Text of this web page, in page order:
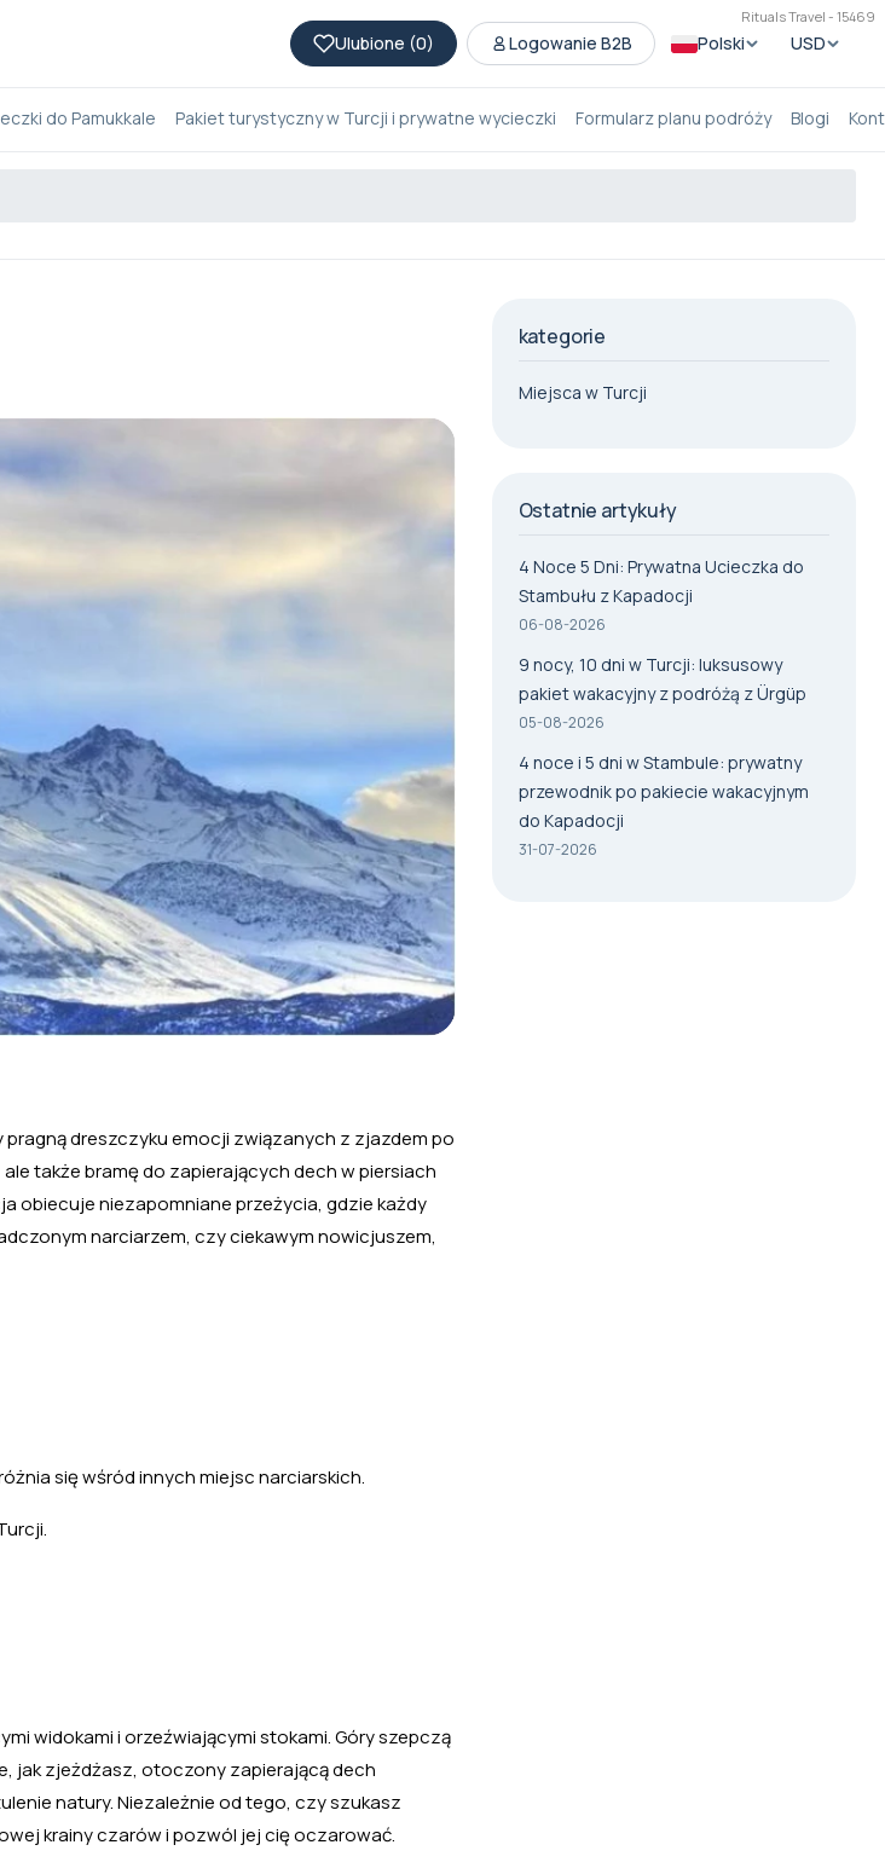
Rituals Travel - 15469
Ulubione (0) Logowanie B2B Polski USD
do Pamukkale Pakiet turystyczny w Turcji i prywatne wycieczki Formularz planu podróży Blogi
dreszczyku emocji związanych z zjazdem po
także bramę do zapierających dech w piersiach
obiecuje niezapomniane przeżycia, gdzie każdy
narciarzem, czy ciekawym nowicjuszem,
się wśród innych miejsc narciarskich.
widokami i orzeźwiającymi stokami. Góry szepczą
jak zjeżdżasz, otoczony zapierającą dech
natury. Niezależnie od tego, czy szukasz
krainy czarów i pozwól jej cię oczarować.
kategorie
Miejsca w Turcji
Ostatnie artykuły
4 Noce 5 Dni: Prywatna Ucieczka do
Stambułu z Kapadocji
06-08-2026
9 nocy, 10 dni w Turcji: luksusowy
pakiet wakacyjny z podróżą z Ürgüp
05-08-2026
4 noce i 5 dni w Stambule: prywatny
przewodnik po pakiecie wakacyjnym
do Kapadocji
31-07-2026